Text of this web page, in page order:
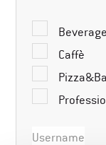
Beverage
Caffè
Username